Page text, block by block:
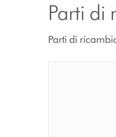
Parti di
Parti di